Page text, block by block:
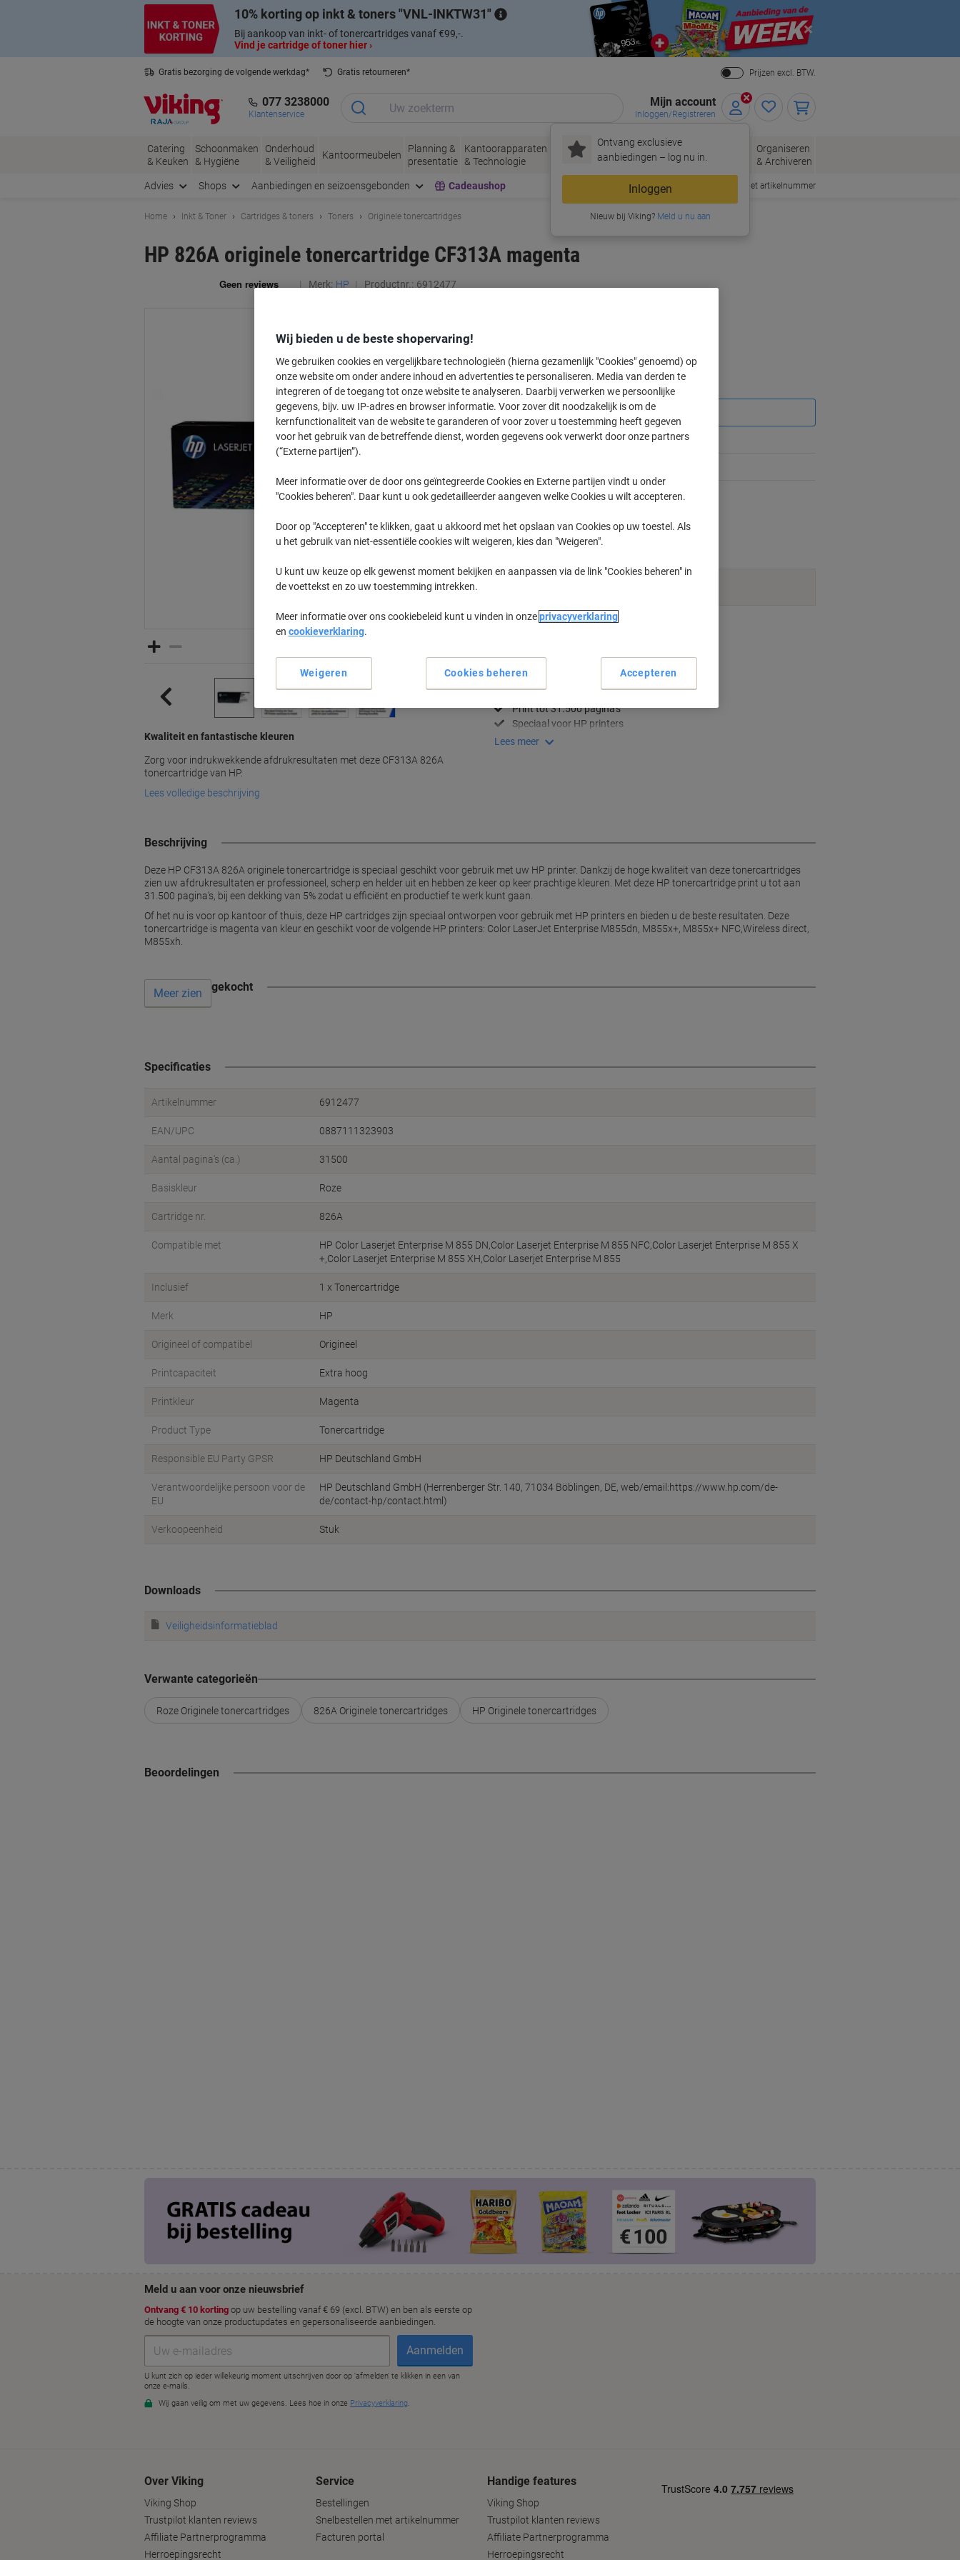
10% korting op inkt & toners VNL-INKTW31
Bij aankoop van inkt- of tonercartridges vanaf €99,-.
Vind je cartridge of toner hier ›
Close
Gratis bezorging de volgende werkdag*
Gratis retourneren*
Prijzen excl. BTW.
077 3238000
Klantenservice
Mijn account
Inloggen/Registreren
Ontvang exclusieve
aanbiedingen – log nu in.
Inloggen
Nieuw bij Viking?Meld u nu aan
Catering
& Keuken
Schoonmaken
& Hygiëne
Onderhoud
& Veiligheid
Kantoormeubelen
Planning &
presentatie
Kantoorapparaten
& Technologie
Inkt &
Toner
Papier, Enveloppen
& Verpakken
Kantoorartikelen
Organiseren
& Archiveren
Advies Shops Aanbiedingen en seizoensgebonden Cadeaushop Snel bestellen met artikelnummer
Home Inkt & Toner Cartridges & toners Toners Originele tonercartridges
HP 826A originele tonercartridge CF313A magenta
Merk: HP Productnr.: 6912477
Kwaliteit en fantastische kleuren
Zorg voor indrukwekkende afdrukresultaten met deze CF313A 826A
tonercartridge van HP.
Lees volledige beschrijving
Aantal Excl. btw
1Stuk € 744,00
2Stuk € 714,00 -4%
Tijdelijk uitverkocht
Houdt mij op de hoogte
Bezorginformatie Betalingsmogelijkheden
Belangrijkste specificaties
Professionele afdrukkwaliteit
Heldere, scherpe kleuren
Print tot 31.500 pagina's
Speciaal voor HP printers
Lees meer
Beschrijving
Deze HP CF313A 826A originele tonercartridge is speciaal geschikt voor gebruik met uw HP printer. Dankzij de hoge kwaliteit van deze tonercartridges
zien uw afdrukresultaten er professioneel, scherp en helder uit en hebben ze keer op keer prachtige kleuren. Met deze HP tonercartridge print u tot aan
31.500 pagina’s, bij een dekking van 5% zodat u efficiënt en productief te werk kunt gaan.
Of het nu is voor op kantoor of thuis, deze HP cartridges zijn speciaal ontworpen voor gebruik met HP printers en bieden u de beste resultaten. Deze
tonercartridge is magenta van kleur en geschikt voor de volgende HP printers: Color LaserJet Enterprise M855dn, M855x+, M855x+ NFC,Wireless direct,
M855xh.
Vaak samen gekocht
Meer zien
Specificaties
Artikelnummer 6912477
EAN/UPC 0887111323903
Aantal pagina's (ca.) 31500
Basiskleur Roze
Cartridge nr. 826A
Compatible met
HP Color Laserjet Enterprise M 855 DN,Color Laserjet Enterprise M 855 NFC,Color Laserjet Enterprise M 855 X
+,Color Laserjet Enterprise M 855 XH,Color Laserjet Enterprise M 855
Inclusief 1 x Tonercartridge
Merk HP
Origineel of compatibel Origineel
Printcapaciteit Extra hoog
Printkleur Magenta
Product Type Tonercartridge
Responsible EU Party GPSR HP Deutschland GmbH
Verantwoordelijke persoon voor de
EU
HP Deutschland GmbH (Herrenberger Str. 140, 71034 Böblingen, DE, web/email:https://www.hp.com/de-
de/contact-hp/contact.html)
Verkoopeenheid Stuk
Downloads
Veiligheidsinformatieblad
Verwante categorieën
Roze Originele tonercartridges 826A Originele tonercartridges HP Originele tonercartridges
Beoordelingen
Over Viking
Viking Shop
Trustpilot klanten reviews
Affiliate Partnerprogramma
Herroepingsrecht
Service
Bestellingen
Snelbestellen met artikelnummer
Facturen portal
Handige features
Viking Shop
Trustpilot klanten reviews
Affiliate Partnerprogramma
Herroepingsrecht
Wij bieden u de beste shopervaring!
We gebruiken cookies en vergelijkbare technologieën (hierna gezamenlijk "Cookies" genoemd) op
onze website om onder andere inhoud en advertenties te personaliseren. Media van derden te
integreren of de toegang tot onze website te analyseren. Daarbij verwerken we persoonlijke
gegevens, bijv. uw IP-adres en browser informatie. Voor zover dit noodzakelijk is om de
kernfunctionaliteit van de website te garanderen of voor zover u toestemming heeft gegeven
voor het gebruik van de betreffende dienst, worden gegevens ook verwerkt door onze partners
(“Externe partijen”).
Meer informatie over de door ons geïntegreerde Cookies en Externe partijen vindt u onder
"Cookies beheren". Daar kunt u ook gedetailleerder aangeven welke Cookies u wilt accepteren.
Door op "Accepteren" te klikken, gaat u akkoord met het opslaan van Cookies op uw toestel. Als
u het gebruik van niet-essentiële cookies wilt weigeren, kies dan "Weigeren".
U kunt uw keuze op elk gewenst moment bekijken en aanpassen via de link "Cookies beheren" in
de voettekst en zo uw toestemming intrekken.
Meer informatie over ons cookiebeleid kunt u vinden in onzeprivacyverklaring
en cookieverklaring.
Cookies beheren
Weigeren Accepteren